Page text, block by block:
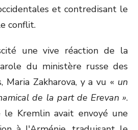
et contredisant le
conflit.
une vive réaction de la
du ministère russe des
Maria Zakharova, y a vu « un
de la part de Erevan ».
Kremlin avait envoyé une